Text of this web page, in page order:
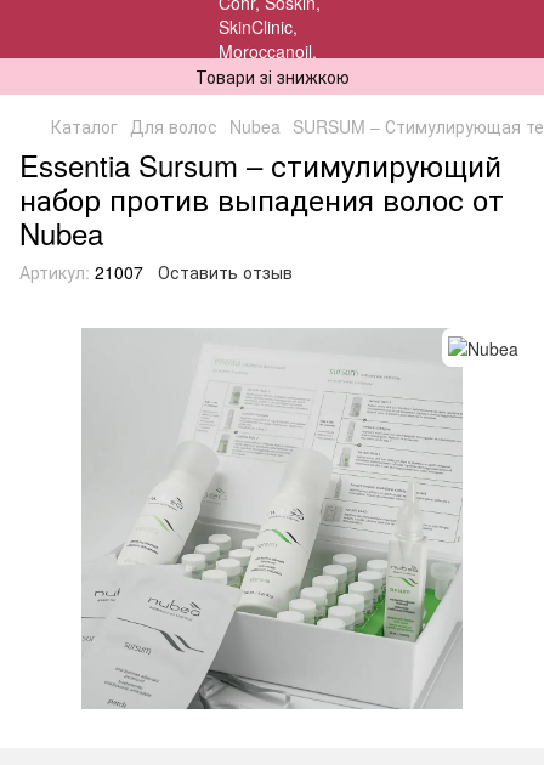
Товари зі знижкою
Каталог Для волос Nubea SURSUM – Стимулирующая
Essentia Sursum – стимулирующий
набор против выпадения волос от
Nubea
Артикул: 21007 Оставить отзыв